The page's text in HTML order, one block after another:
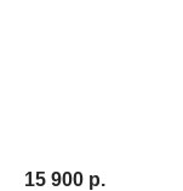
15 900 р.